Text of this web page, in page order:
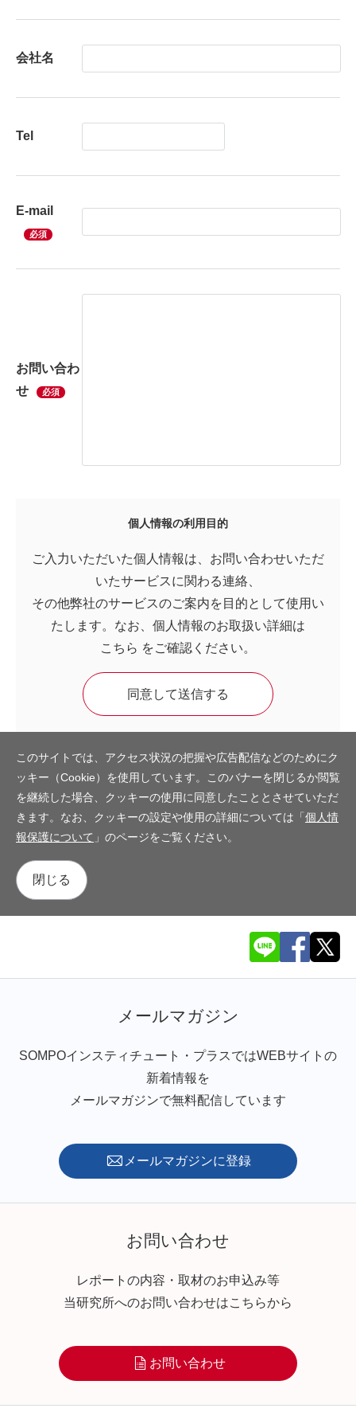
会社名
Tel
E-mail
必須
お問い合わ
せ
必須
個人情報の利用目的
ご入力いただいた個人情報は、お問い合わせいただ
いたサービスに関わる連絡、
その他弊社のサービスのご案内を目的として使用い
たします。なお、個人情報のお取扱い詳細は
こちら をご確認ください。
このサイトでは、アクセス状況の把握や広告配信などのためにク
ッキー（Cookie）を使用しています。このバナーを閉じるか閲覧
を継続した場合、クッキーの使用に同意したこととさせていただ
きます。なお、クッキーの設定や使用の詳細については「個人情
報保護について 」のページをご覧ください。
閉じる
メールマガジン
SOMPOインスティチュート・プラスではWEBサイトの
新着情報を
メールマガジンで無料配信しています
メールマガジンに登録
お問い合わせ
レポートの内容・取材のお申込み等
当研究所へのお問い合わせはこちらから
お問い合わせ